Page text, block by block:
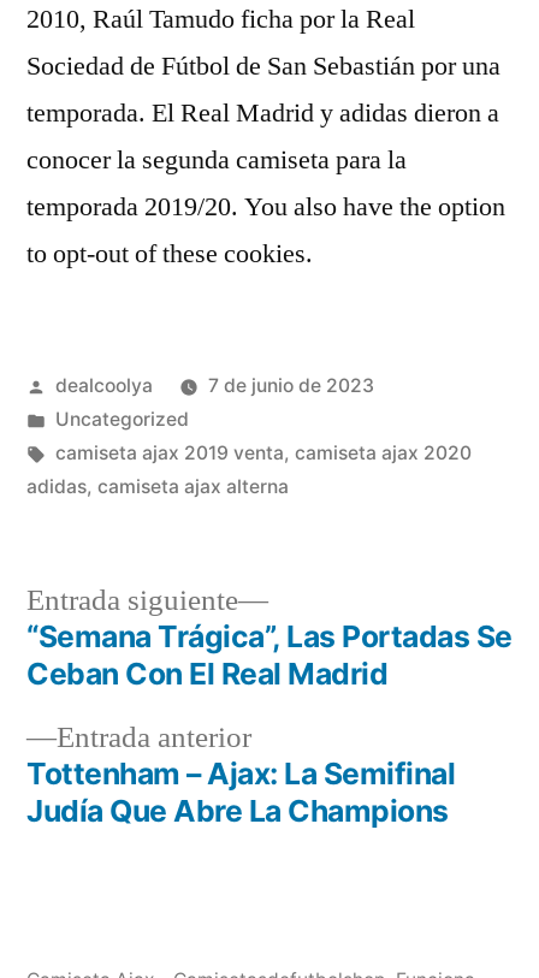
2010, Raúl Tamudo ficha por la Real
Sociedad de Fútbol de San Sebastián por una
temporada. El Real Madrid y adidas dieron a
conocer la segunda camiseta para la
temporada 2019/20. You also have the option
to opt-out of these cookies.
Publicado
por
dealcoolya
7 de junio de 2023
Publicado
en
Uncategorized
Etiquetas:
camiseta ajax 2019 venta, camiseta ajax 2020
adidas, camiseta ajax alterna
Navegación
entradas
Entrada anteriorEntrada
anterior:
Tottenham – Ajax: La Semifinal
Judía Que Abre La Champions
Entrada siguiente
Entrada
siguiente:
“Semana Trágica”, Las Portadas Se
Ceban Con El Real Madrid